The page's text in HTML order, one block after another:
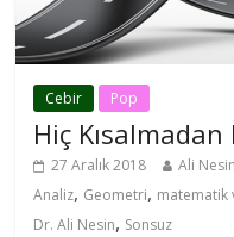
Cebir Pop
Hiç Kısalmadan
27 Aralık 2018 Ali Nesin
Analiz, Geometri, matematik
Dr. Ali Nesin, Sonsuz